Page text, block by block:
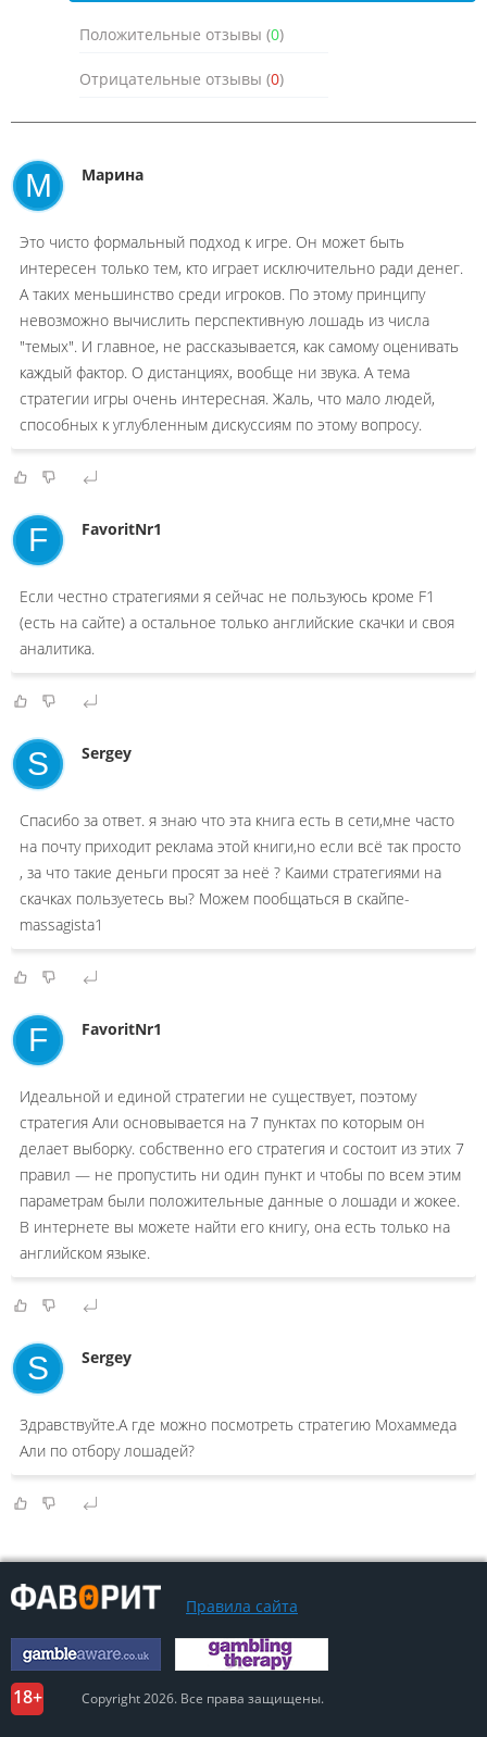
Положительные отзывы (0)
Отрицательные отзывы (0)
М Марина
Это чисто формальный подход к игре. Он может быть
интересен только тем, кто играет исключительно ради денег.
А таких меньшинство среди игроков. По этому принципу
невозможно вычислить перспективную лошадь из числа
"темых". И главное, не рассказывается, как самому оценивать
каждый фактор. О дистанциях, вообще ни звука. А тема
стратегии игры очень интересная. Жаль, что мало людей,
способных к углубленным дискуссиям по этому вопросу.
F FavoritNr1
Если честно стратегиями я сейчас не пользуюсь кроме F1
(есть на сайте) а остальное только английские скачки и своя
аналитика.
S Sergey
Спасибо за ответ. я знаю что эта книга есть в сети,мне часто
на почту приходит реклама этой книги,но если всё так просто
, за что такие деньги просят за неё ? Каими стратегиями на
скачках пользуетесь вы? Можем пообщаться в скайпе-
massagista1
F FavoritNr1
Идеальной и единой стратегии не существует, поэтому
стратегия Али основывается на 7 пунктах по которым он
делает выборку. собственно его стратегия и состоит из этих 7
правил — не пропустить ни один пункт и чтобы по всем этим
параметрам были положительные данные о лошади и жокее.
В интернете вы можете найти его книгу, она есть только на
английском языке.
S Sergey
Здравствуйте.А где можно посмотреть стратегию Мохаммеда
Али по отбору лошадей?
Правила сайта
Copyright 2026. Все права защищены.